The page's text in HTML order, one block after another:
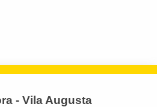
- Vila Augusta